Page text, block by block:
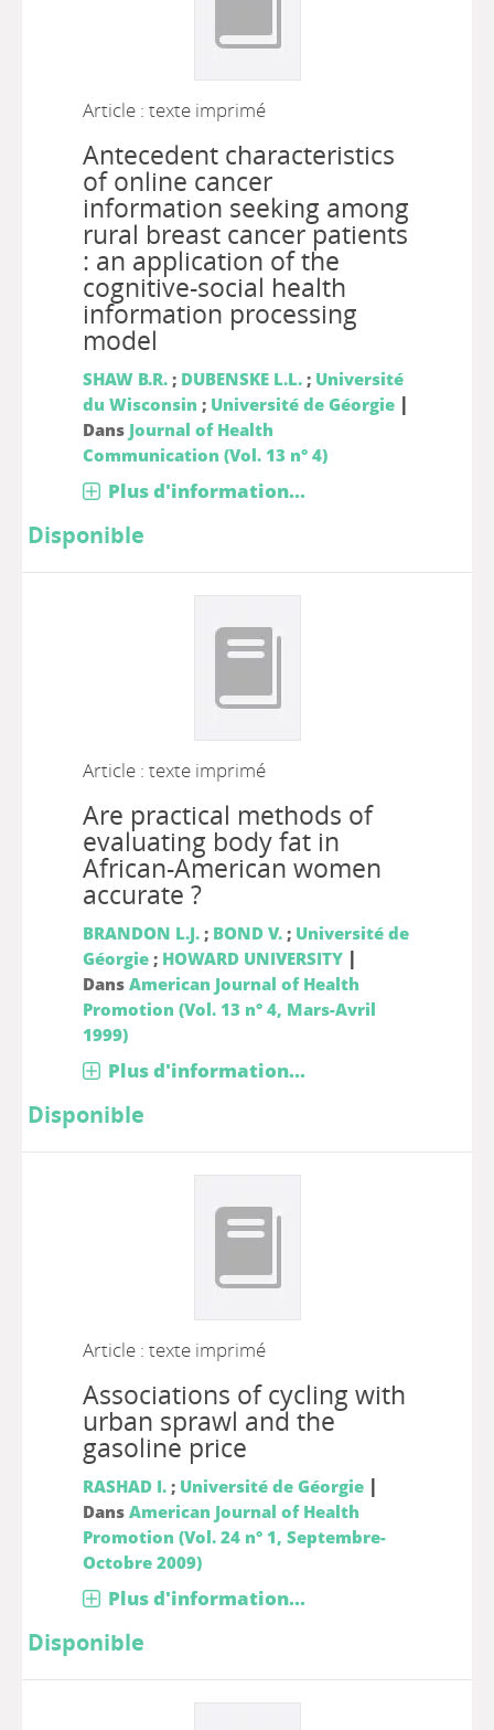
Article : texte imprimé
Antecedent characteristics
of online cancer
information seeking among
rural breast cancer patients
: an application of the
cognitive-social health
information processing
model
SHAW B.R.; DUBENSKE L.L.; Université
du Wisconsin ; Université de Géorgie |
Dans Journal of Health
Communication (Vol. 13 n° 4)
Plus d'information...
Disponible
Article : texte imprimé
Are practical methods of
evaluating body fat in
African-American women
accurate ?
BRANDON L.J.; BOND V.; Université de
Géorgie; HOWARD UNIVERSITY |
Dans American Journal of Health
Promotion (Vol. 13 n° 4, Mars-Avril
1999)
Plus d'information...
Disponible
Article : texte imprimé
Associations of cycling with
urban sprawl and the
gasoline price
RASHAD I.; Université de Géorgie |
Dans American Journal of Health
Promotion (Vol. 24 n° 1, Septembre-
Octobre 2009)
Plus d'information...
Disponible